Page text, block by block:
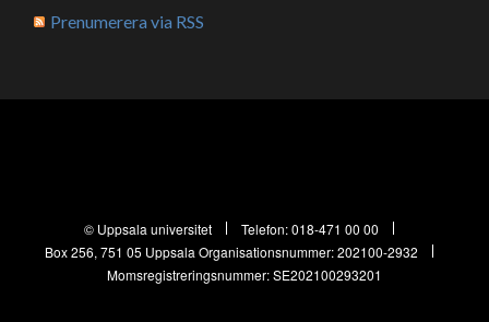
Prenumerera via RSS
© Uppsala universitet Telefon:018-471 00 00
Box 256, 751 05 Uppsala Organisationsnummer: 202100-2932
Momsregistreringsnummer: SE202100293201